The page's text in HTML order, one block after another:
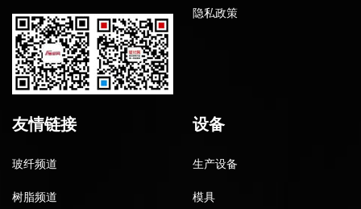
隐私政策
友情链接
玻纤频道
树脂频道
设备
生产设备
模具